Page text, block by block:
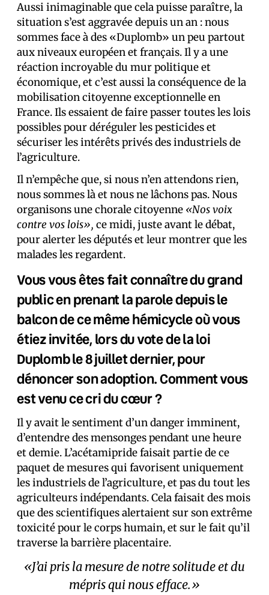
Aussi inimaginable que cela puisse paraître, la
situation s’est aggravée depuis un an : nous
sommes face à des «Duplomb» un peu partout
aux niveaux européen et français. Il y a une
réaction incroyable du mur politique et
économique, et c’est aussi la conséquence de la
mobilisation citoyenne exceptionnelle en
France. Ils essaient de faire passer toutes les lois
possibles pour déréguler les pesticides et
sécuriser les intérêts privés des industriels de
l’agriculture.
Il n’empêche que, si nous n’en attendons rien,
nous sommes là et nous ne lâchons pas. Nous
organisons une chorale citoyenne «Nos voix
contre vos lois», ce midi, juste avant le débat,
pour alerter les députés et leur montrer que les
malades les regardent.
Vous vous êtes fait connaître du grand
public en prenant la parole depuis le
balcon de ce même hémicycle où vous
étiez invitée, lors du vote de la loi
Duplomb le 8 juillet dernier, pour
dénoncer son adoption. Comment vous
est venu ce cri du cœur ?
Il y avait le sentiment d’un danger imminent,
d’entendre des mensonges pendant une heure
et demie. L’acétamipride faisait partie de ce
paquet de mesures qui favorisent uniquement
les industriels de l’agriculture, et pas du tout les
agriculteurs indépendants. Cela faisait des mois
que des scientifiques alertaient sur son extrême
toxicité pour le corps humain, et sur le fait qu’il
traverse la barrière placentaire.
«J’ai pris la mesure de notre solitude et du
mépris qui nous efface.»